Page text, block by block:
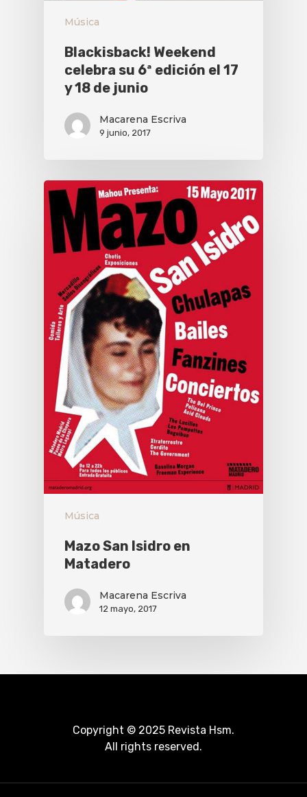
Música
Blackisback! Weekend
celebra su 6ª edición el 17
y 18 de junio
Macarena Escriva
9 junio, 2017
Música
Mazo San Isidro en
Matadero
Macarena Escriva
12 mayo, 2017
Copyright © 2025 Revista Hsm.
All rights reserved.